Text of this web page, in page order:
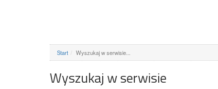
Start Wyszukaj w serwisie...
Wyszukaj w serwisie